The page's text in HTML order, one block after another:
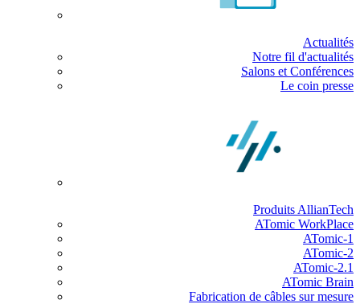
Actualités
Notre fil d'actualités
Salons et Conférences
Le coin presse
Produits AllianTech
ATomic WorkPlace
ATomic-1
ATomic-2
ATomic-2.1
ATomic Brain
Fabrication de câbles sur mesure